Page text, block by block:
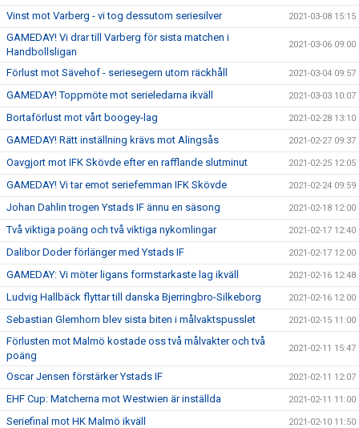
Vinst mot Varberg - vi tog dessutom seriesilver 2021-03-08 15:15
GAMEDAY! Vi drar till Varberg för sista matchen i
Handbollsligan
2021-03-06 09:00
Förlust mot Sävehof - seriesegern utom räckhåll 2021-03-04 09:57
GAMEDAY! Toppmöte mot serieledarna ikväll 2021-03-03 10:07
Bortaförlust mot vårt boogey-lag 2021-02-28 13:10
GAMEDAY! Rätt inställning krävs mot Alingsås 2021-02-27 09:37
Oavgjort mot IFK Skövde efter en rafflande slutminut 2021-02-25 12:05
GAMEDAY! Vi tar emot seriefemman IFK Skövde 2021-02-24 09:59
Johan Dahlin trogen Ystads IF ännu en säsong 2021-02-18 12:00
Två viktiga poäng och två viktiga nykomlingar 2021-02-17 12:40
Dalibor Doder förlänger med Ystads IF 2021-02-17 12:00
GAMEDAY: Vi möter ligans formstarkaste lag ikväll 2021-02-16 12:48
Ludvig Hallbäck flyttar till danska Bjerringbro-Silkeborg 2021-02-16 12:00
Sebastian Glemhorn blev sista biten i målvaktspusslet 2021-02-15 11:00
Förlusten mot Malmö kostade oss två målvakter och två
poäng
2021-02-11 15:47
Oscar Jensen förstärker Ystads IF 2021-02-11 12:07
EHF Cup: Matcherna mot Westwien är inställda 2021-02-11 11:00
Seriefinal mot HK Malmö ikväll 2021-02-10 11:50